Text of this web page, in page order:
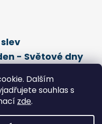
Dalším
souhlas s
zde.
- Světové dny
mateřského